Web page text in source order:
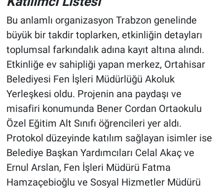
Bu anlamlı organizasyon Trabzon genelinde
büyük bir takdir toplarken, etkinliğin detayları
toplumsal farkındalık adına kayıt altına alındı.
Etkinliğe ev sahipliği yapan merkez, Ortahisar
Belediyesi Fen İşleri Müdürlüğü Akoluk
Yerleşkesi oldu. Projenin ana paydaşı ve
misafiri konumunda Bener Cordan Ortaokulu
Özel Eğitim Alt Sınıfı öğrencileri yer aldı.
Protokol düzeyinde katılım sağlayan isimler ise
Belediye Başkan Yardımcıları Celal Akaç ve
Ernul Arslan, Fen İşleri Müdürü Fatma
Hamzaçebioğlu ve Sosyal Hizmetler Müdürü